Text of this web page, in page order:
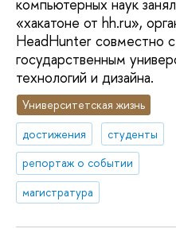
компьютерных наук
«хакатоне от hh.ru»,
HeadHunter совместно
государственным
технологий и дизайна.
Университетская жизнь
достижения
студенты
репортаж о событии
магистратура